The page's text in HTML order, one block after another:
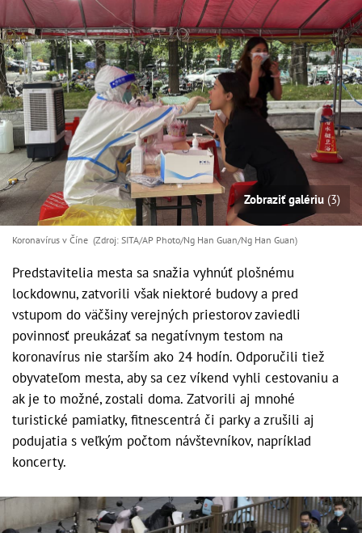
Zobraziť galériu (3)
Koronavírus v Číne (Zdroj: SITA/AP Photo/Ng Han Guan/Ng Han Guan)
Predstavitelia mesta sa snažia vyhnúť plošnému
lockdownu, zatvorili však niektoré budovy a pred
vstupom do väčšiny verejných priestorov zaviedli
povinnosť preukázať sa negatívnym testom na
koronavírus nie starším ako 24 hodín. Odporučili tiež
obyvateľom mesta, aby sa cez víkend vyhli cestovaniu a
ak je to možné, zostali doma. Zatvorili aj mnohé
turistické pamiatky, fitnescentrá či parky a zrušili aj
podujatia s veľkým počtom návštevníkov, napríklad
koncerty.